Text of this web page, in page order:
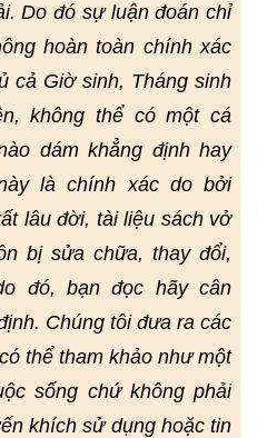
Do đó sự luận đoán chỉ
hoàn toàn chính xác
cả Giờ sinh, Tháng sinh
không thể có một cá
dám khẳng định hay
là chính xác do bởi
lâu đời, tài liệu sách vở
bị sửa chữa, thay đổi,
đó, bạn đọc hãy cân
Chúng tôi đưa ra các
thể tham khảo như một
sống chứ không phải
khích sử dụng hoặc tin